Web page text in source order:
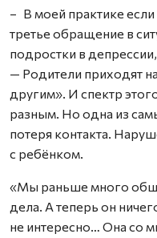
– В моей практике
третье обращение в
подростки в
— Родители приходят
другим». И спектр
разным. Но одна из
потеря контакта.
с ребёнком.
«Мы раньше много
дела. А теперь он
не интересно… Она со